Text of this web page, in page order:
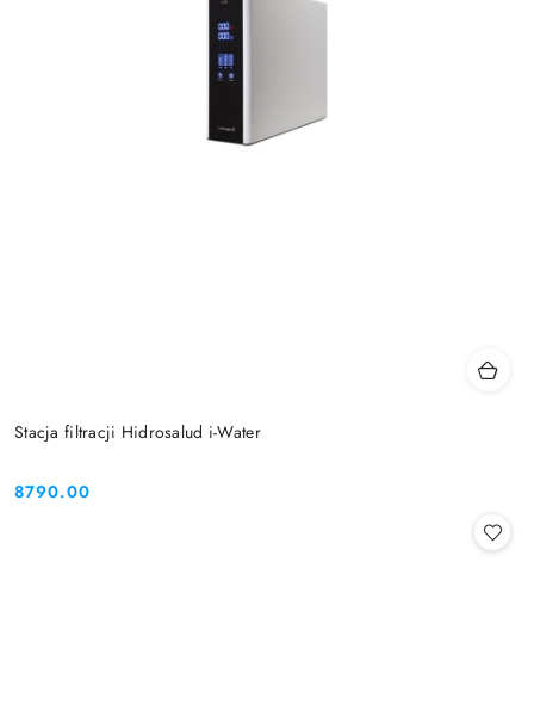
Stacja filtracji Hidrosalud i-Water
Cena:
8790.00